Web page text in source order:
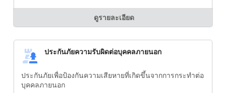
ดูรายละเอียด
ประกันภัยความรับผิดต่อบุคคลภายนอก
ประกันภัยเพื่อป้องกันความเสียหายที่เกิดขึ้นจากการกระทำต่อ
บุคคลภายนอก